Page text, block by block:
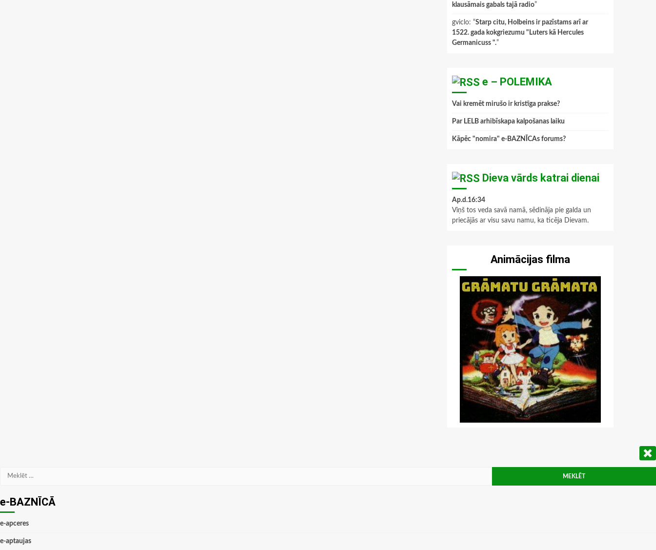
klausāmais gabals tajā radio”
gviclo: “Starp citu, Holbeins ir pazīstams arī ar
1522. gada kokgriezumu "Luters kā Hercules
Germanicuss ".”
e – POLEMIKA
Vai kremēt mirušo ir kristīga prakse?
Par LELB arhibīskapa kalpošanas laiku
Kāpēc "nomira" e-BAZNĪCAs forums?
Dieva vārds katrai dienai
Ap.d.16:34
Viņš tos veda savā namā, sēdināja pie galda un
priecājās ar visu savu namu, ka ticēja Dievam.
Animācijas filma
Meklēt:
e-BAZNĪCĀ
e-apceres
e-aptaujas